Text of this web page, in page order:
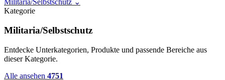
Militaria/Selbstschutz ⌄
Kategorie
Militaria/Selbstschutz
Entdecke Unterkategorien, Produkte und passende Bereiche aus
dieser Kategorie.
Alle ansehen 4751